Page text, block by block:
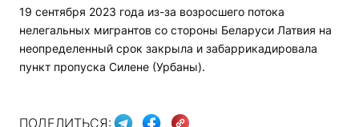
19 сентября 2023 года из-за возросшего потока
нелегальных мигрантов со стороны Беларуси Латвия на
неопределенный срок закрыла и забаррикадировала
пункт пропуска Силене (Урбаны).
ПОДЕЛИТЬСЯ: